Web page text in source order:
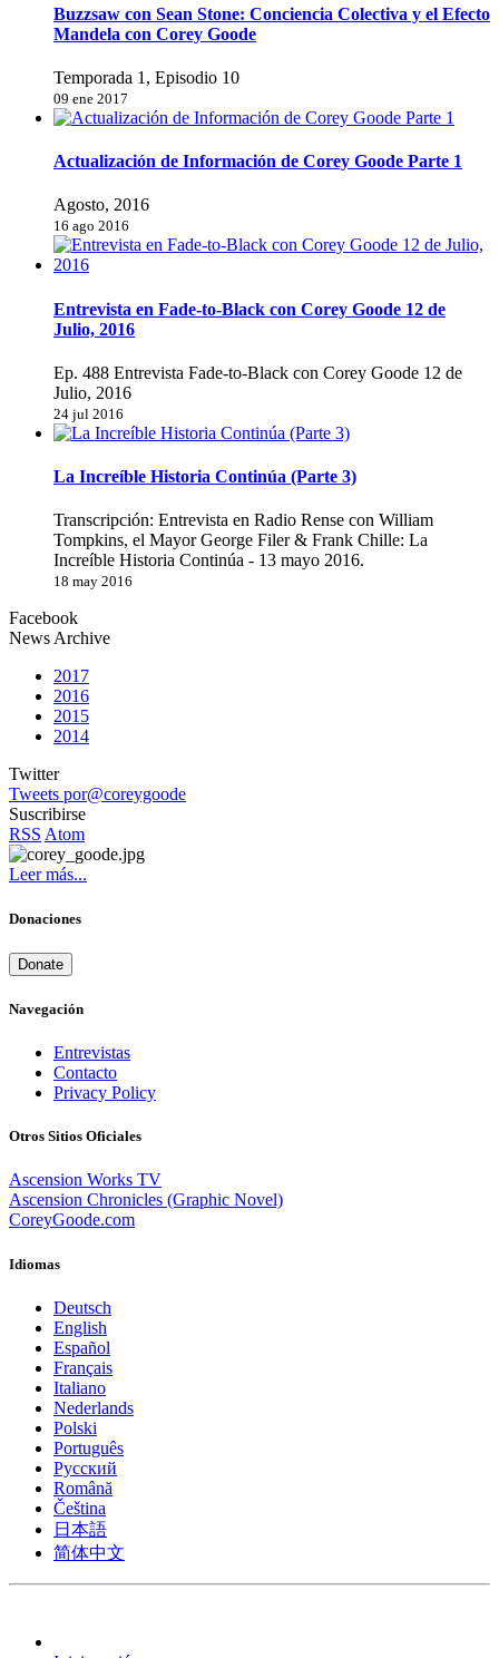
Buzzsaw con Sean Stone: Conciencia Colectiva y el Efecto
Mandela con Corey Goode
Temporada 1, Episodio 10
09 ene 2017
Actualización de Información de Corey Goode Parte 1
Agosto, 2016
16 ago 2016
Entrevista en Fade-to-Black con Corey Goode 12 de
Julio, 2016
Ep. 488 Entrevista Fade-to-Black con Corey Goode 12 de
Julio, 2016
24 jul 2016
La Increíble Historia Continúa (Parte 3)
Transcripción: Entrevista en Radio Rense con William
Tompkins, el Mayor George Filer & Frank Chille: La
Increíble Historia Continúa - 13 mayo 2016.
18 may 2016
Facebook
News Archive
2017
2016
2015
2014
Twitter
Tweets por@coreygoode
Suscribirse
RSS Atom
Leer más...
Donaciones
Donate
Navegación
Entrevistas
Contacto
Privacy Policy
Otros Sitios Oficiales
Ascension Works TV
Ascension Chronicles (Graphic Novel)
CoreyGoode.com
Idiomas
Deutsch
English
Español
Français
Italiano
Nederlands
Polski
Português
Pусский
Română
Čeština
日本語
简体中文